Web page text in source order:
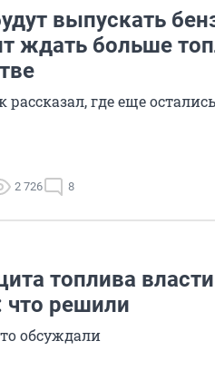
выпускать
ждать больше
рассказал, где еще
2 726 8
топлива
решили
обсуждали